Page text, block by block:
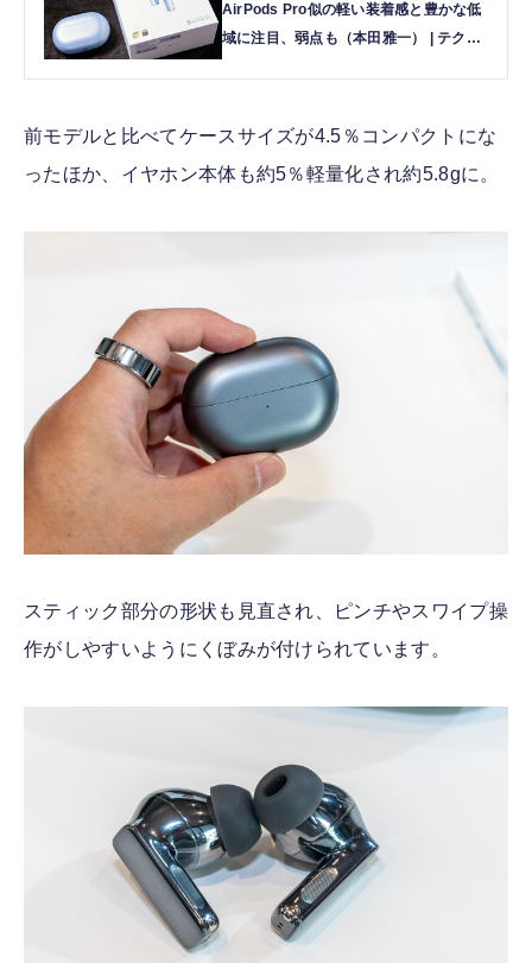
AirPods Pro似の軽い装着感と豊かな低
域に注目、弱点も（本田雅一） | テクノ
前モデルと比べてケースサイズが4.5％コンパクトにな
ったほか、イヤホン本体も約5％軽量化され約5.8gに。
スティック部分の形状も見直され、ピンチやスワイプ操
作がしやすいようにくぼみが付けられています。